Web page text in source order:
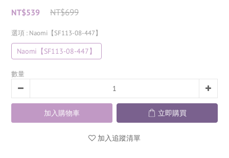
NT$539 NT$699
選項 : Naomi【SF113-08-447】
Naomi【SF113-08-447】
數量
加入購物車 立即購買
加入追蹤清單